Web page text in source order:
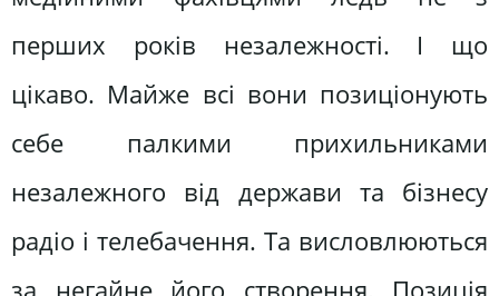
перших років незалежності. І що
цікаво. Майже всі вони позиціонують
себе палкими прихильниками
незалежного від держави та бізнесу
радіо і телебачення. Та висловлюються